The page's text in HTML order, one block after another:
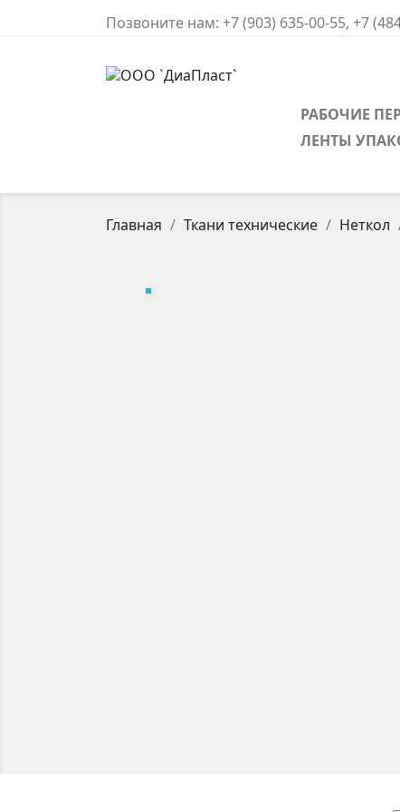
Позвоните нам: +7 (903) 635-00-55, +7
РАБОЧИЕ
ЛЕНТЫ
Главная Ткани технические Неткол